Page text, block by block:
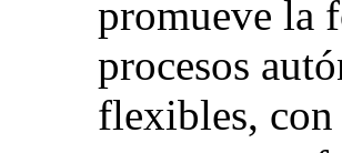
promueve la
procesos
flexibles, con